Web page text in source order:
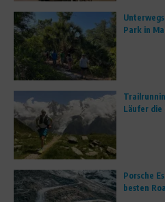
Park in
Läufer die
Porsche
besten